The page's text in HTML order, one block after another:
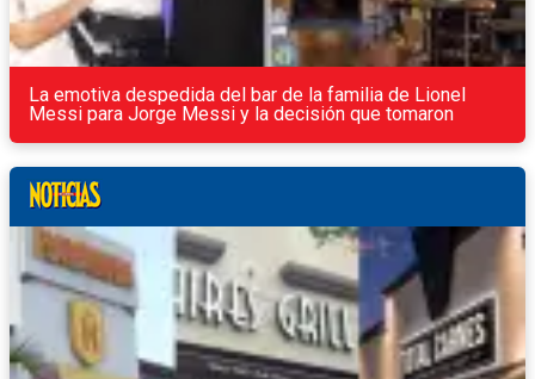
La emotiva despedida del bar de la familia de Lionel
Messi para Jorge Messi y la decisión que tomaron